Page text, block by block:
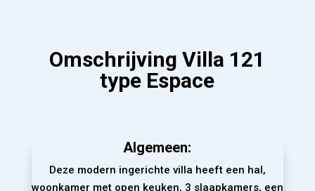
Omschrijving Villa 121
type Espace
Algemeen:
Deze modern ingerichte villa heeft een hal,
woonkamer met open keuken, 3 slaapkamers, een